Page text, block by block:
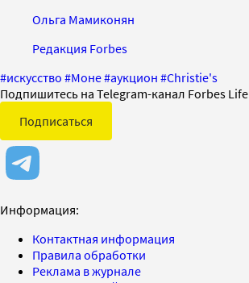
Ольга Мамиконян
Редакция Forbes
#искусство #Моне#аукцион #Christie's
Подпишитесь на Telegram-канал Forbes Life
Подписаться
Информация:
Контактная информация
Правила обработки
Реклама в журнале